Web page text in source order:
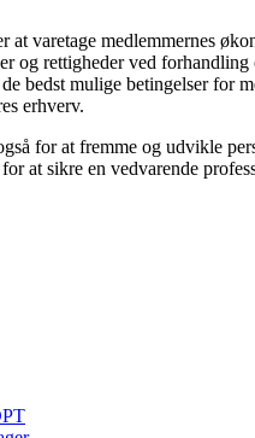
at varetage medlemmernes
og rettigheder ved forhandling
bedst mulige betingelser for
erhverv.
for at fremme og udvikle
at sikre en vedvarende